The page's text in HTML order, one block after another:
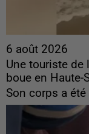
6 août 2026
Une touriste de
boue en Haute-
Son corps a